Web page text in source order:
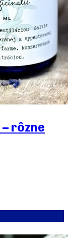
rôzne